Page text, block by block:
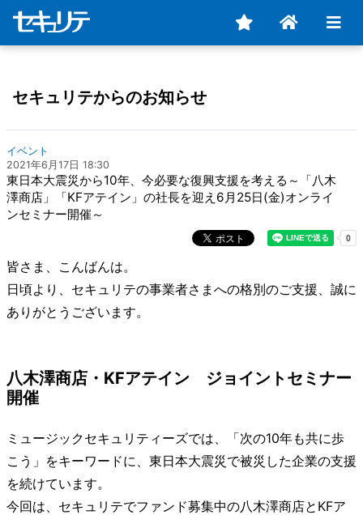
セキュリテからのお知らせ
イベント
2021年6月17日 18:30
東日本大震災から10年、今必要な復興支援を考える～「八木
澤商店」「KFアテイン」の社長を迎え6月25日(金)オンライ
ンセミナー開催～
皆さま、こんばんは。
日頃より、セキュリテの事業者さまへの格別のご支援、誠に
ありがとうございます。
八木澤商店・KFアテイン ジョイントセミナー
開催
ミュージックセキュリティーズでは、「次の10年も共に歩
こう」をキーワードに、東日本大震災で被災した企業の支援
を続けています。
今回は、セキュリテでファンド募集中の八木澤商店とKFア